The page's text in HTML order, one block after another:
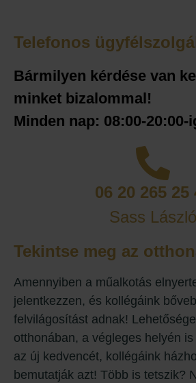
Telefonos
Bármilyen kérdése van
minket bizalommal!
Minden nap: 08:00-20:00-
06 20 265 25
Sass László
Tekintse meg az
Amennyiben a műalkotás
jelentkezzen, és kollégáink
felvilágosítást adnak!
otthonában, a végleges helyén
az új kedvencét, kollégáink
bemutatják azt! Több is tetszik?